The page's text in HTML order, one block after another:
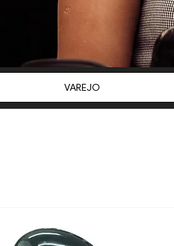
VAREJO